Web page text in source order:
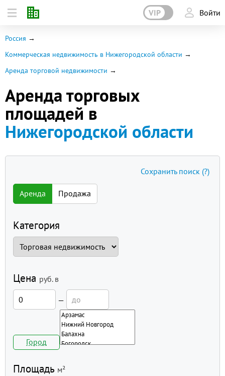
VIP Войти
Россия
Коммерческая недвижимость в Нижегородской области
Аренда торговой недвижимости
Аренда торговых
площадей в
Нижегородской области
Аренда Продажа
Категория
Цена руб. в
—
Город
Площадь м²
Сохранить поиск (?)